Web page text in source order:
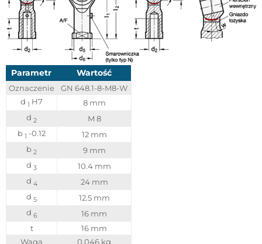
Parametr Wartość
Oznaczenie
GN 648.1-8-M8-W
d 1 H7
8 mm
d 2
M 8
b 1 -0.12
12 mm
b 2
9 mm
d 3
10.4 mm
d 4
24 mm
d 5
12.5 mm
d 6
16 mm
t
16 mm
Waga
0.046 kg